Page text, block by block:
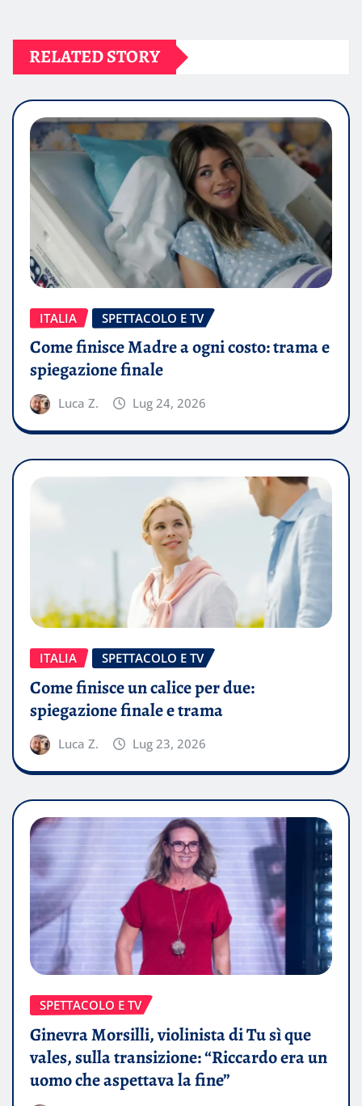
RELATED STORY
ITALIA SPETTACOLO E TV
Come finisce Madre a ogni costo: trama e
spiegazione finale
Luca Z. Lug 24, 2026
ITALIA SPETTACOLO E TV
Come finisce un calice per due:
spiegazione finale e trama
Luca Z. Lug 23, 2026
SPETTACOLO E TV
Ginevra Morsilli, violinista di Tu sì que
vales, sulla transizione: “Riccardo era un
uomo che aspettava la fine”